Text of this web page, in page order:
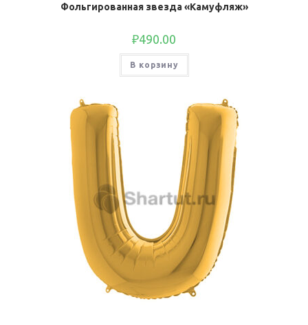
Фольгированная звезда «Камуфляж»
₽490.00
В корзину